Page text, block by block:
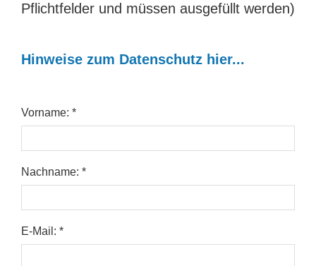
Pflichtfelder und müssen ausgefüllt werden)
Hinweise zum Datenschutz hier...
Vorname: *
Nachname: *
E-Mail: *